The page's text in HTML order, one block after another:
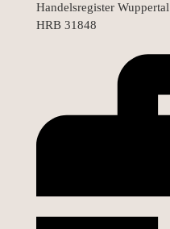
Handelsregister Wuppertal
HRB 31848